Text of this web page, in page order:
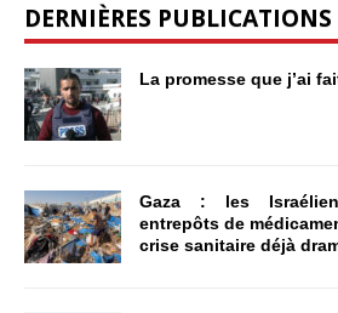
DERNIÈRES PUBLICATIONS
La promesse que j’ai
Gaza : les
entrepôts de
crise sanitaire déjà